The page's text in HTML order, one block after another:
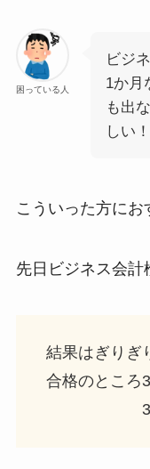
困っている人
ビジ
1か月
も出
しい！
こういった方にお
先日ビジネス会計
結果はぎりぎ
合格のところ